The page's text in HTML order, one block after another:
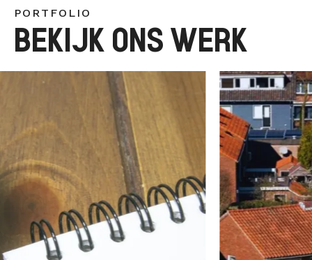
PORTFOLIO
BEKIJK ONS WERK